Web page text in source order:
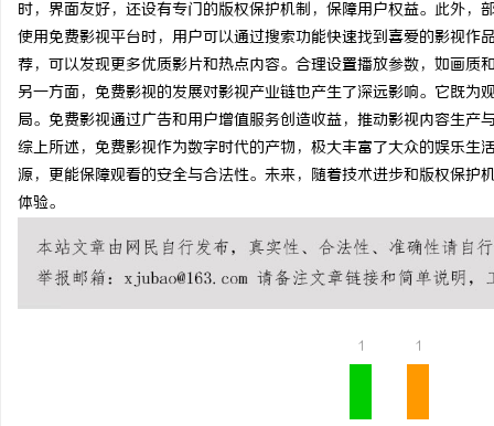
时，界面友好，还设有专门的版权保护机制，保障用户权益。此外
使用免费影视平台时，用户可以通过搜索功能快速找到喜爱的影视
荐，可以发现更多优质影片和热点内容。合理设置播放参数，如画质
另一方面，免费影视的发展对影视产业链也产生了深远影响。它既
局。免费影视通过广告和用户增值服务创造收益，推动影视内容生产
综上所述，免费影视作为数字时代的产物，极大丰富了大众的娱乐
源，更能保障观看的安全与合法性。未来，随着技术进步和版权保
体验。
1 1
秘！专业充电桩项目软件开发商，究竟藏着